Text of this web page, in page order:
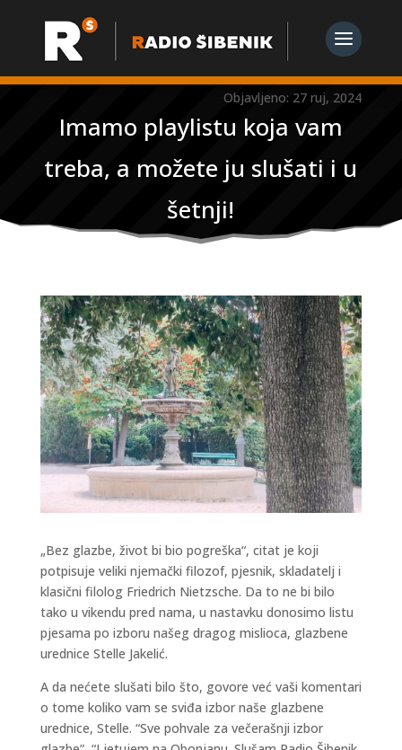
Objavljeno: 27 ruj, 2024
Imamo playlistu koja vam
treba, a možete ju slušati i u
šetnji!
„Bez glazbe, život bi bio pogreška“, citat je koji
potpisuje veliki njemački filozof, pjesnik, skladatelj i
klasični filolog Friedrich Nietzsche. Da to ne bi bilo
tako u vikendu pred nama, u nastavku donosimo listu
pjesama po izboru našeg dragog mislioca, glazbene
urednice Stelle Jakelić.
A da nećete slušati bilo što, govore već vaši komentari
o tome koliko vam se sviđa izbor naše glazbene
urednice, Stelle. “Sve pohvale za večerašnji izbor